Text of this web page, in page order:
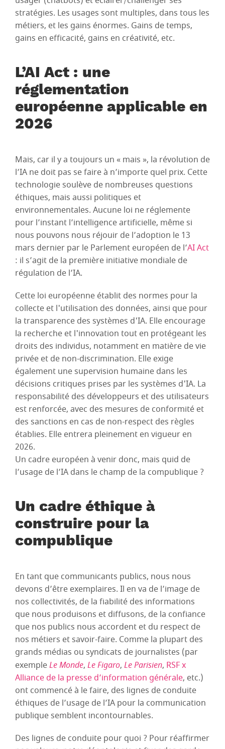
stratégies. Les usages sont multiples, dans tous les
métiers, et les gains énormes. Gains de temps,
gains en efficacité, gains en créativité, etc.
L’AI Act : une
réglementation
européenne applicable en
2026
Mais, car il y a toujours un « mais », la révolution de
l’IA ne doit pas se faire à n’importe quel prix. Cette
technologie soulève de nombreuses questions
éthiques, mais aussi politiques et
environnementales. Aucune loi ne réglemente
pour l’instant l’intelligence artificielle, même si
nous pouvons nous réjouir de l’adoption le 13
mars dernier par le Parlement européen de l’AI Act
: il s’agit de la première initiative mondiale de
régulation de l’IA.
Cette loi européenne établit des normes pour la
collecte et l'utilisation des données, ainsi que pour
la transparence des systèmes d'IA. Elle encourage
la recherche et l'innovation tout en protégeant les
droits des individus, notamment en matière de vie
privée et de non-discrimination. Elle exige
également une supervision humaine dans les
décisions critiques prises par les systèmes d'IA. La
responsabilité des développeurs et des utilisateurs
est renforcée, avec des mesures de conformité et
des sanctions en cas de non-respect des règles
établies. Elle entrera pleinement en vigueur en
2026.
Un cadre européen à venir donc, mais quid de
l’usage de l’IA dans le champ de la compublique ?
Un cadre éthique à
construire pour la
compublique
En tant que communicants publics, nous nous
devons d’être exemplaires. Il en va de l’image de
nos collectivités, de la fiabilité des informations
que nous produisons et diffusons, de la confiance
que nos publics nous accordent et du respect de
nos métiers et savoir-faire. Comme la plupart des
grands médias ou syndicats de journalistes (par
exempleLe Monde, Le Figaro, Le Parisien, RSF x
Alliance de la presse d’information générale, etc.)
ont commencé à le faire, des lignes de conduite
éthiques de l’usage de l’IA pour la communication
publique semblent incontournables.
Des lignes de conduite pour quoi ? Pour réaffirmer